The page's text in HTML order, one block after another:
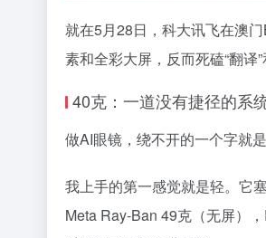
就在5月28日，科大讯飞在澳
素和全彩大屏，反而死磕“翻译
40克：一道没有捷径的系
做AI眼镜，绕不开的一个字就
我上手的第一感觉就是轻。它
Meta Ray-Ban 49克（无屏）